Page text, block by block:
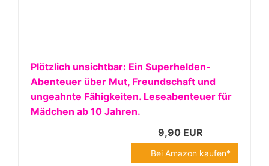
Plötzlich unsichtbar: Ein Superhelden-
Abenteuer über Mut, Freundschaft und
ungeahnte Fähigkeiten. Leseabenteuer für
Mädchen ab 10 Jahren.
9,90 EUR
Bei Amazon kaufen*